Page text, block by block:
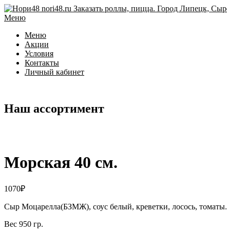
Перейти
к
Меню
Меню
Акции
Условия
Контакты
Личный кабинет
Наш ассортимент
Морская 40 см.
1070₽
Сыр Моцарелла(БЗМЖ), соус белый, креветки, лосось, томаты.
Вес 950 гр.